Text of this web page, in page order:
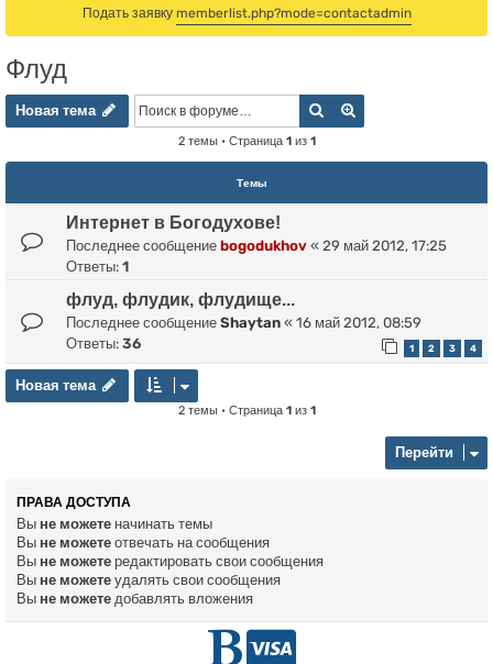
Подать заявку memberlist.php?mode=contactadmin
Флуд
Новая тема
Новая тема Поиск
2 темы • Страница 1из 1
Темы
Интернет в Богодухове!
Последнее сообщение bogodukhov « 29 май 2012, 17:25
Ответы: 1
флуд, флудик, флудище...
Последнее сообщение Shaytan « 16 май 2012, 08:59
Ответы: 36 1 2 3 4
Новая тема
Новая тема
2 темы • Страница 1из 1
Перейти
ПРАВА ДОСТУПА
Вы не можете начинать темы
Вы не можете отвечать на сообщения
Вы не можете редактировать свои сообщения
Вы не можете удалять свои сообщения
Вы не можете добавлять вложения
Г D